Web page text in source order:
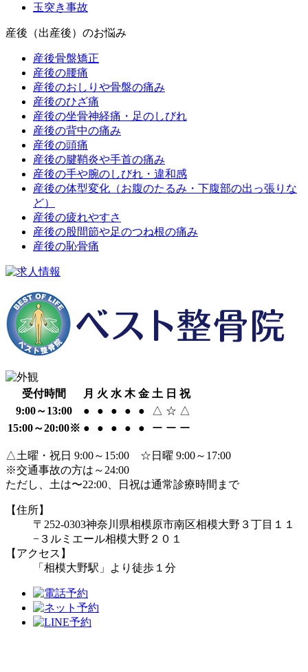
玉突き事故
産後（出産後）のお悩み
産後骨盤矯正
産後の腰痛
産後のおしりや骨盤の痛み
産後のひざ痛
産後の坐骨神経痛・足のしびれ
産後の背中の痛み
産後の頭痛
産後の腱鞘炎や手首の痛み
産後の手や腕のしびれ・違和感
産後の体型変化（お腹のたるみ・下腹部の出っ張りな
ど）
産後の疲れやすさ
産後の股間節や足のつね根の痛み
産後の恥骨痛
受付時間 月 火 水 木 金 土 日 祝
9:00～13:00
● ● ● ● ● △ ☆ △
15:00～20:00※ ● ● ● ● ● ー ー ー
△土曜・祝日 9:00～15:00 ☆日曜 9:00～17:00
※交通事故の方は～24:00
ただし、土は〜22:00、日祝は通常診療時間まで
【住所】
〒252-0303神奈川県相模原市南区相模大野３丁目１１
−３ ルミエール相模大野２０１
【アクセス】
「相模大野駅」より徒歩１分